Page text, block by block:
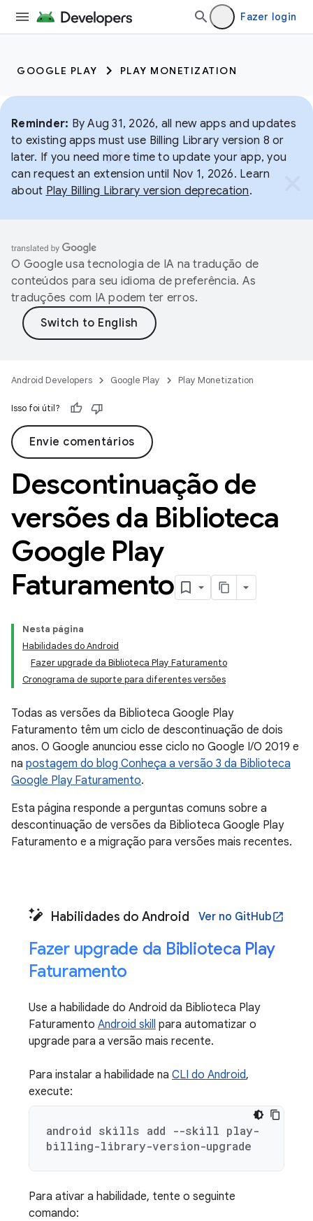
Fazer login
GOOGLE PLAY PLAY MONETIZATION
Reminder: By Aug 31, 2026, all new apps and updates
to existing apps must use Billing Library version 8 or
later. If you need more time to update your app, you
can request an extension until Nov 1, 2026. Learn
about Play Billing Library version deprecation.
O Google usa tecnologia de IA na tradução de
conteúdos para seu idioma de preferência. As
traduções com IA podem ter erros.
Android Developers Google Play Play Monetization
Isso foi útil?
Envie comentários
Descontinuação de
versões da Biblioteca
Google Play
Faturamento
Nesta página
Habilidades do Android
Fazer upgrade da Biblioteca Play Faturamento
Cronograma de suporte para diferentes versões
Todas as versões da Biblioteca Google Play
Faturamento têm um ciclo de descontinuação de dois
anos. O Google anunciou esse ciclo no Google I/O 2019 e
na postagem do blog Conheça a versão 3 da Biblioteca
Google Play Faturamento.
Esta página responde a perguntas comuns sobre a
descontinuação de versões da Biblioteca Google Play
Faturamento e a migração para versões mais recentes.
Habilidades do Android Ver no GitHubopen_in_new
Fazer upgrade da Biblioteca Play
Faturamento
Use a habilidade do Android da Biblioteca Play
Faturamento Android skill para automatizar o
upgrade para a versão mais recente.
Para instalar a habilidade na CLI do Android,
execute:
android skills add --skill play-
billing-library-version-upgrade
Para ativar a habilidade, tente o seguinte
comando: